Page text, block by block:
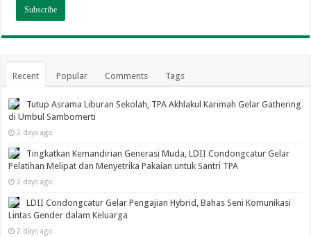
Recent Popular Comments Tags
Tutup Asrama Liburan Sekolah, TPA Akhlakul Karimah Gelar Gathering
di Umbul Sambomerti
2 days ago
Tingkatkan Kemandirian Generasi Muda, LDII Condongcatur Gelar
Pelatihan Melipat dan Menyetrika Pakaian untuk Santri TPA
2 days ago
LDII Condongcatur Gelar Pengajian Hybrid, Bahas Seni Komunikasi
Lintas Gender dalam Keluarga
2 days ago